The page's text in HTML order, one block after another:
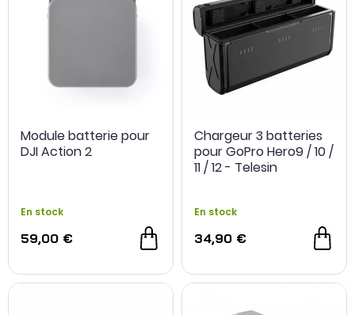
Module batterie pour
DJI Action 2
En stock
59,00 €
Chargeur 3 batteries
pour GoPro Hero9 / 10 /
11 / 12 - Telesin
En stock
34,90 €